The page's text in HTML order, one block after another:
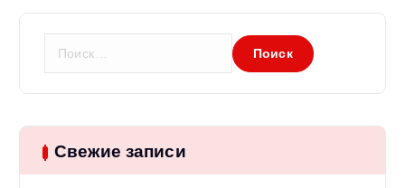
и
: Свежие записи